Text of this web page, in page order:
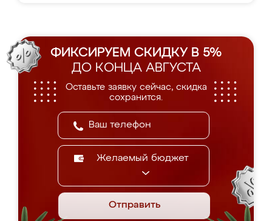
ФИКСИРУЕМ СКИДКУ В 5%
ДО КОНЦА АВГУСТА
Оставьте заявку сейчас, скидка
сохранится.
Желаемый бюджет
Отправить